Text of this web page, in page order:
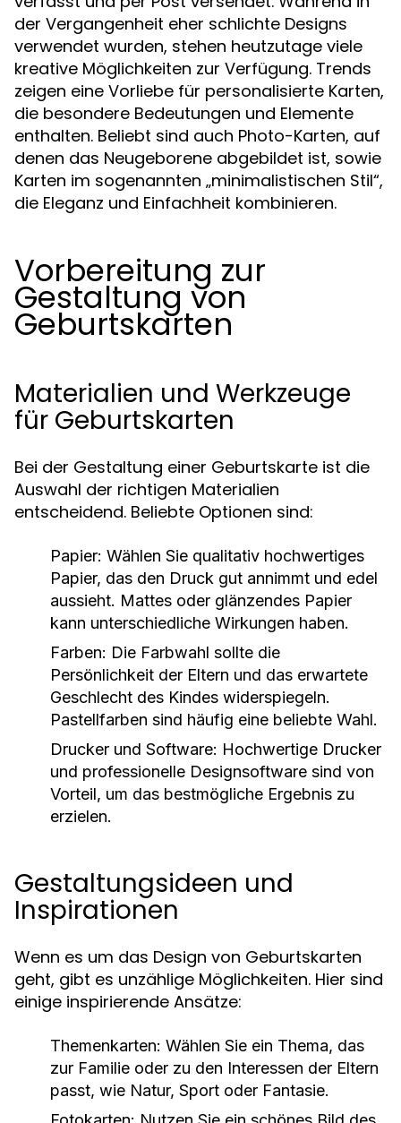
der Vergangenheit eher schlichte Designs
verwendet wurden, stehen heutzutage viele
kreative Möglichkeiten zur Verfügung. Trends
zeigen eine Vorliebe für personalisierte Karten,
die besondere Bedeutungen und Elemente
enthalten. Beliebt sind auch Photo-Karten, auf
denen das Neugeborene abgebildet ist, sowie
Karten im sogenannten „minimalistischen Stil“,
die Eleganz und Einfachheit kombinieren.
Vorbereitung zur
Gestaltung von
Geburtskarten
Materialien und Werkzeuge
für Geburtskarten
Bei der Gestaltung einer Geburtskarte ist die
Auswahl der richtigen Materialien
entscheidend. Beliebte Optionen sind:
Papier: Wählen Sie qualitativ hochwertiges
Papier, das den Druck gut annimmt und edel
aussieht. Mattes oder glänzendes Papier
kann unterschiedliche Wirkungen haben.
Farben: Die Farbwahl sollte die
Persönlichkeit der Eltern und das erwartete
Geschlecht des Kindes widerspiegeln.
Pastellfarben sind häufig eine beliebte Wahl.
Drucker und Software: Hochwertige Drucker
und professionelle Designsoftware sind von
Vorteil, um das bestmögliche Ergebnis zu
erzielen.
Gestaltungsideen und
Inspirationen
Wenn es um das Design von Geburtskarten
geht, gibt es unzählige Möglichkeiten. Hier sind
einige inspirierende Ansätze:
Themenkarten: Wählen Sie ein Thema, das
zur Familie oder zu den Interessen der Eltern
passt, wie Natur, Sport oder Fantasie.